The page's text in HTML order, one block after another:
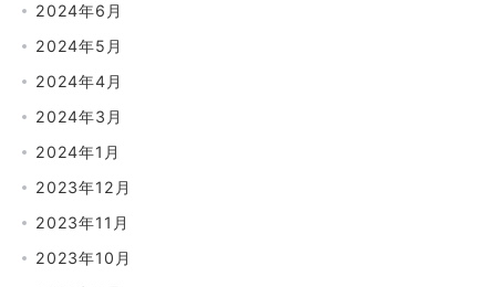
2024年6月
2024年5月
2024年4月
2024年3月
2024年1月
2023年12月
2023年11月
2023年10月